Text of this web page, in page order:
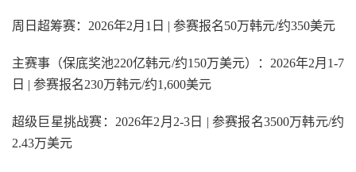
周日超筹赛：2026年2月1日 | 参赛报名50万韩元/约350美元
主赛事（保底奖池220亿韩元/约150万美元）：2026年2月1-7
日 | 参赛报名230万韩元/约1,600美元
超级巨星挑战赛：2026年2月2-3日 | 参赛报名3500万韩元/约
2.43万美元